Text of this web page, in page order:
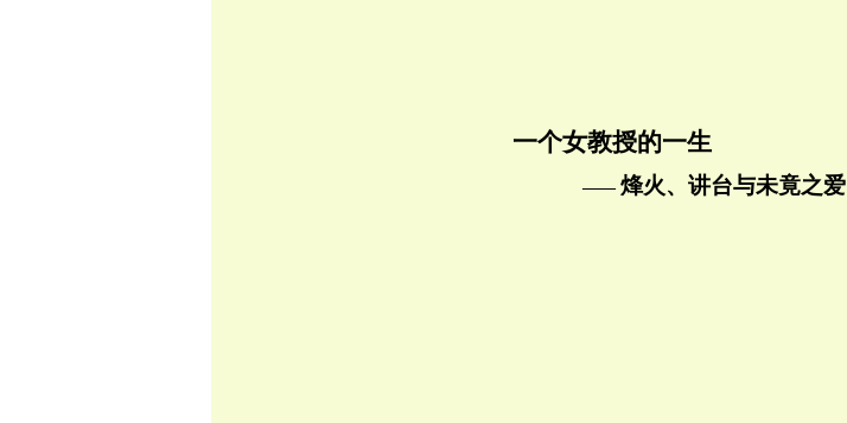
一个女教授的一生
—— 烽火、讲台与未竟之爱